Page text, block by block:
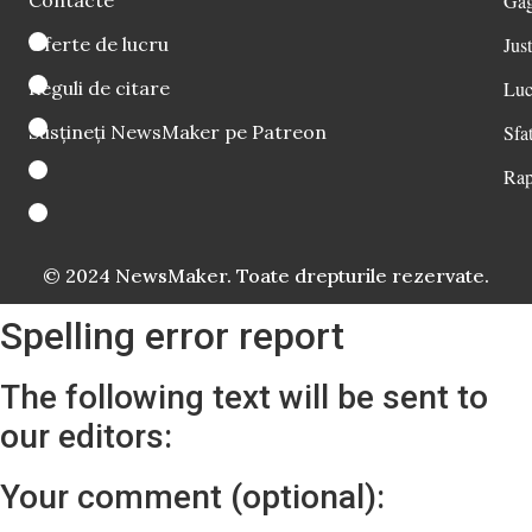
Oferte de lucru
Reguli de citare
Susțineți NewsMaker pe Patreon
© 2024 NewsMaker. Toate drepturile rezervate.
Spelling error report
The following text will be sent to
our editors:
Your comment (optional):